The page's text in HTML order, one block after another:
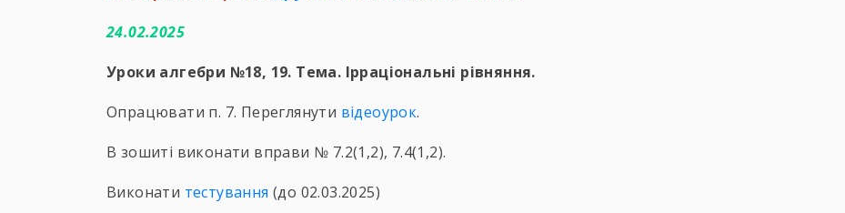
24.02.2025
Уроки алгебри №18, 19. Тема. Ірраціональні рівняння.
Опрацювати п. 7. Переглянути відеоурок.
В зошиті виконати вправи № 7.2(1,2), 7.4(1,2).
Виконати тестування(до 02.03.2025)